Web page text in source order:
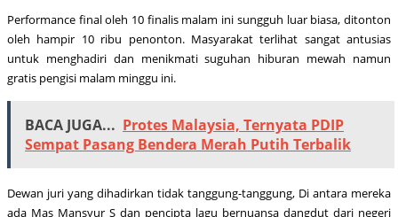
Performance final oleh 10 finalis malam ini sungguh luar biasa, ditonton
oleh hampir 10 ribu penonton. Masyarakat terlihat sangat antusias
untuk menghadiri dan menikmati suguhan hiburan mewah namun
gratis pengisi malam minggu ini.
BACA JUGA... Protes Malaysia, Ternyata PDIP
Sempat Pasang Bendera Merah Putih Terbalik
Dewan juri yang dihadirkan tidak tanggung-tanggung, Di antara mereka
ada Mas Mansyur S dan pencipta lagu bernuansa dangdut dari negeri